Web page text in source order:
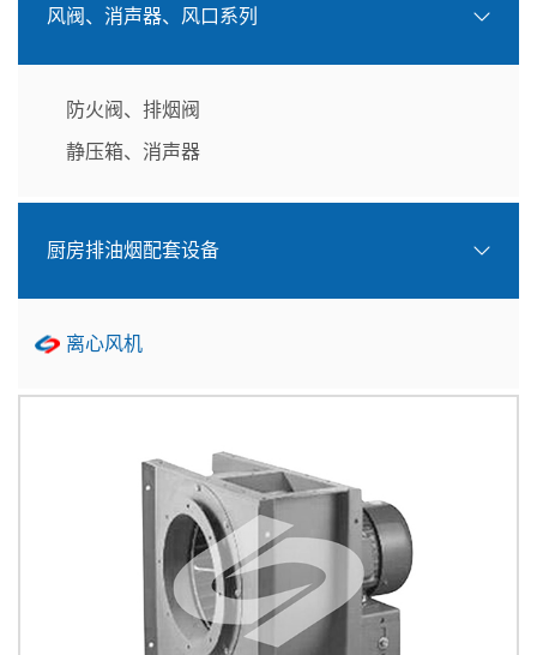
风阀、消声器、风口系列
防火阀、排烟阀
静压箱、消声器
厨房排油烟配套设备
离心风机